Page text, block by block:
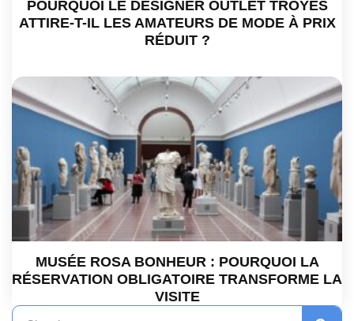
POURQUOI LE DESIGNER OUTLET TROYES
ATTIRE-T-IL LES AMATEURS DE MODE À PRIX
RÉDUIT ?
MUSÉE ROSA BONHEUR : POURQUOI LA
RÉSERVATION OBLIGATOIRE TRANSFORME LA
VISITE